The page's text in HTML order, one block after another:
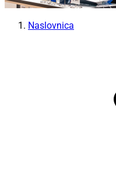
Naslovnica